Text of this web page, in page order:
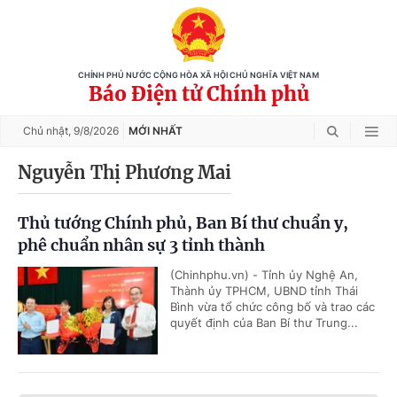
CHÍNH PHỦ NƯỚC CỘNG HÒA XÃ HỘI CHỦ NGHĨA VIỆT NAM
Báo Điện tử Chính phủ
Chủ nhật, 9/8/2026 MỚI NHẤT
Nguyễn Thị Phương Mai
Thủ tướng Chính phủ, Ban Bí thư chuẩn y,
phê chuẩn nhân sự 3 tỉnh thành
(Chinhphu.vn) - Tỉnh ủy Nghệ An,
Thành ủy TPHCM, UBND tỉnh Thái
Bình vừa tổ chức công bố và trao các
quyết định của Ban Bí thư Trung...